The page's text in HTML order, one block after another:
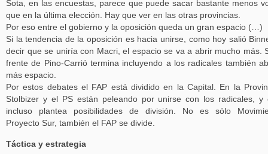
Sota, en las encuestas, parece que puede sacar bastante menos
que en la última elección. Hay que ver en las otras provincias.
Por eso entre el gobierno y la oposición queda un gran espacio (…)
Si la tendencia de la oposición es hacia unirse, como hoy salió
decir que se uniría con Macri, el espacio se va a abrir mucho más.
frente de Pino-Carrió termina incluyendo a los radicales también
más espacio.
Por estos debates el FAP está dividido en la Capital. En la
Stolbizer y el PS están peleando por unirse con los radicales, y
incluso plantea posibilidades de división. No es sólo
Proyecto Sur, también el FAP se divide.
Táctica y estrategia